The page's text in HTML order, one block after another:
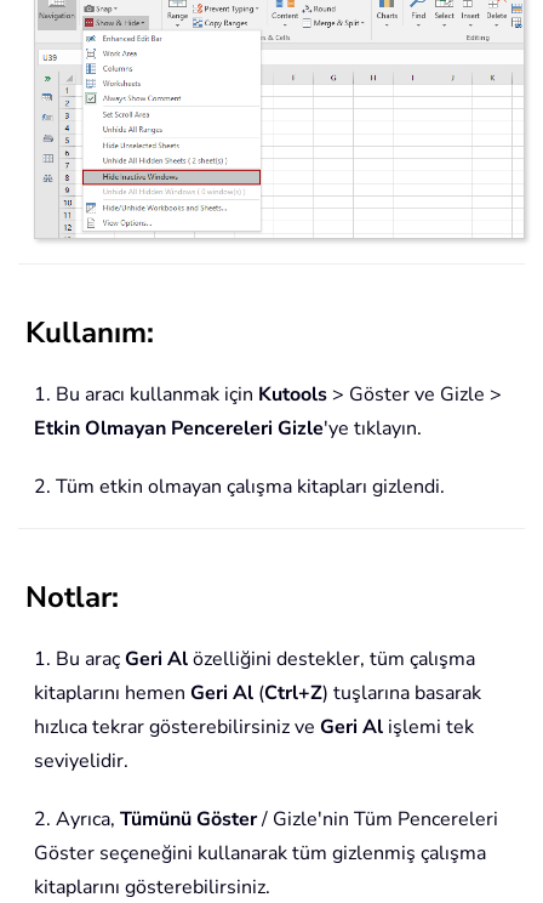
Kullanım:
1. Bu aracı kullanmak için Kutools > Göster ve Gizle >
Etkin Olmayan Pencereleri Gizle'ye tıklayın.
2. Tüm etkin olmayan çalışma kitapları gizlendi.
Notlar:
1. Bu araçGeri Alözelliğini destekler, tüm çalışma
kitaplarını hemen Geri Al (Ctrl+Z) tuşlarına basarak
hızlıca tekrar gösterebilirsiniz ve Geri Al işlemi tek
seviyelidir.
2. Ayrıca, Tümünü Göster/ Gizle'nin Tüm Pencereleri
Göster seçeneğini kullanarak tüm gizlenmiş çalışma
kitaplarını gösterebilirsiniz.